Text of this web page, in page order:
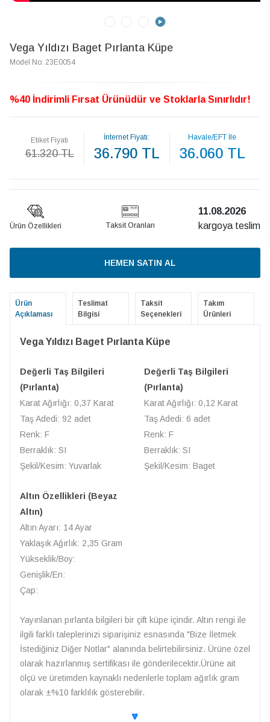
Vega Yıldızı Baget Pırlanta Küpe
Model No: 23E0054
%40 İndirimli Fırsat Ürünüdür ve Stoklarla Sınırlıdır!
Etiket Fiyatı
61.320 TL
İnternet Fiyatı:
36.790 TL
Havale/EFT İle
36.060 TL
Ürün Özellikleri Taksit Oranları
11.08.2026
kargoya teslim
HEMEN SATIN AL
Ürün
Açıklaması
Teslimat
Bilgisi
Taksit
Seçenekleri
Takım
Ürünleri
Vega Yıldızı Baget Pırlanta Küpe
Değerli Taş Bilgileri
(Pırlanta)
Karat Ağırlığı: 0,37 Karat
Taş Adedi: 92 adet
Renk: F
Berraklık: SI
Şekil/Kesim: Yuvarlak
Değerli Taş Bilgileri
(Pırlanta)
Karat Ağırlığı: 0,12 Karat
Taş Adedi: 6 adet
Renk: F
Berraklık: SI
Şekil/Kesim: Baget
Altın Özellikleri (Beyaz
Altın)
Altın Ayarı: 14 Ayar
Yaklaşık Ağırlık: 2,35 Gram
Yükseklik/Boy:
Genişlik/En:
Çap:
Yayınlanan pırlanta bilgileri bir çift küpe içindir. Altın rengi ile
ilgili farklı taleplerinizi siparişiniz esnasında "Bize İletmek
İstediğiniz Diğer Notlar" alanında belirtebilirsiniz. Ürüne özel
olarak hazırlanmış sertifikası ile gönderilecektir.Ürüne ait
ölçü ve üretimden kaynaklı nedenlerle toplam ağırlık gram
olarak ±%10 farklılık gösterebilir.
🔽